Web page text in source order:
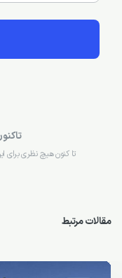
تا کنون هیچ نظری برای
مقالات مرتبط